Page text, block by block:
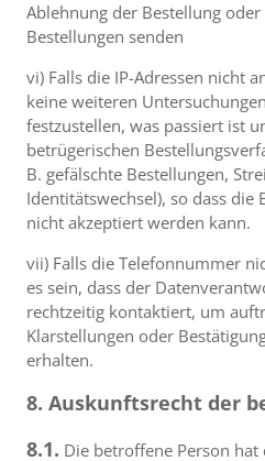
Ablehnung der Bestellung
Bestellungen senden
vi) Falls die IP-Adressen nicht
keine weiteren
festzustellen, was passiert ist
betrügerischen
B. gefälschte Bestellungen,
Identitätswechsel), so dass
nicht akzeptiert werden kann.
vii) Falls die Telefonnummer
es sein, dass der
rechtzeitig kontaktiert, um
Klarstellungen oder
erhalten.
8. Auskunftsrecht der
8.1. Die betroffene Person hat